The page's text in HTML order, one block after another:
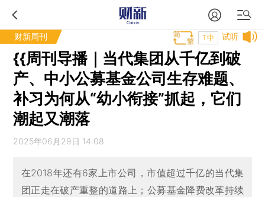
财新周刊 试听
T中
{{周刊导播｜当代集团从千亿到破
产、中小公募基金公司生存难题、
补习为何从“幼小衔接”抓起，它们
潮起又潮落
2025年06月29日 14:08
在2018年还有6家上市公司，市值超过千亿的当代集
团正走在破产重整的道路上；公募基金降费改革持续